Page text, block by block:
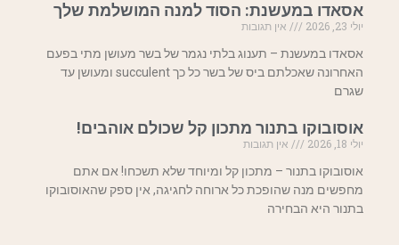
אסאדו במעשנת: הסוד למנה המושלמת שלך
יולי 23, 2026
אין תגובות
אסאדו במעשנת – תענוג בלתי נגמר של בשר מעושן מתי בפעם
האחרונה שאכלתם ביס של בשר כל כך succulent ומעושן עד
שגרם
אוסובוקו בתנור מתכון קל שכולם אוהבים!
יולי 18, 2026
אין תגובות
אוסובוקו בתנור – מתכון קל ומיוחד שלא תשכחו! אם אתם
מחפשים מנה שהופכת כל ארוחה לחגיגה, אין ספק שהאוסובוקו
בתנור היא הבחירה